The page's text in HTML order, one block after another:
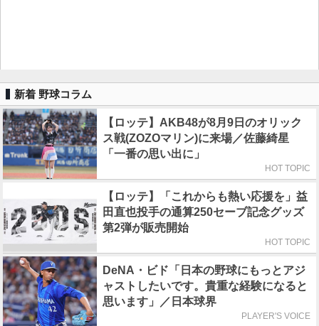
新着 野球コラム
【ロッテ】AKB48が8月9日のオリック
ス戦(ZOZOマリン)に来場／佐藤綺星
「一番の思い出に」
HOT TOPIC
【ロッテ】「これからも熱い応援を」益
田直也投手の通算250セーブ記念グッズ
第2弾が販売開始
HOT TOPIC
DeNA・ビド「日本の野球にもっとアジ
ャストしたいです。貴重な経験になると
思います」／日本球界
PLAYER'S VOICE